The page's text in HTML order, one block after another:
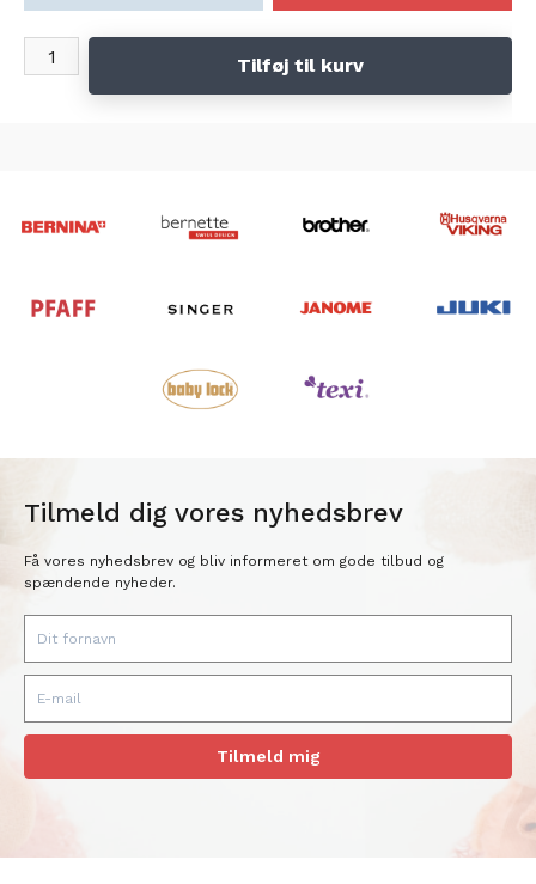
Tilføj til kurv
Tilmeld dig vores nyhedsbrev
Få vores nyhedsbrev og bliv informeret om gode tilbud og
spændende nyheder.
Tilmeld mig